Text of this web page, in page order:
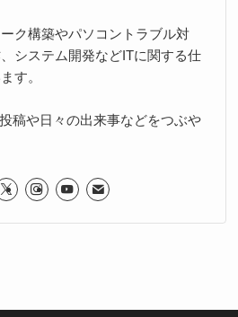
ク構築やパソコントラブル対
システム開発などITに関する仕
す。
稿や日々の出来事などをつぶや